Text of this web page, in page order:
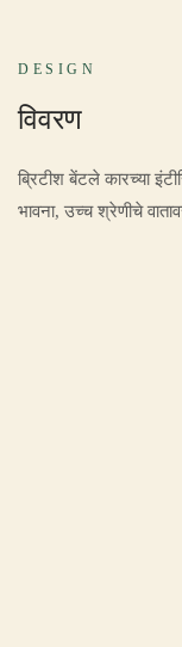
DESIGN
विवरण
ब्रिटीश बेंटले कारच्या
भावना, उच्च श्रेणीचे